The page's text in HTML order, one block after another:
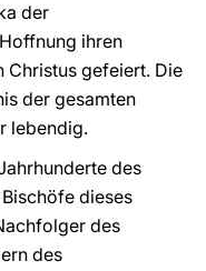
der
ihren
Christus gefeiert. Die
der gesamten
lebendig.
des
dieses
des
des